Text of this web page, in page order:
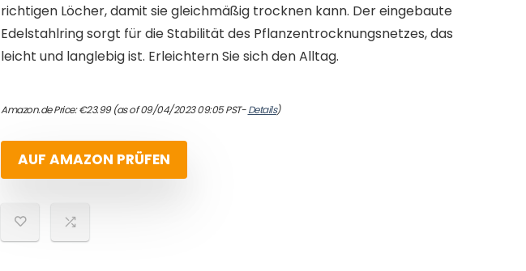
richtigen Löcher, damit sie gleichmäßig trocknen kann. Der eingebaute
Edelstahlring sorgt für die Stabilität des Pflanzentrocknungsnetzes, das
leicht und langlebig ist. Erleichtern Sie sich den Alltag.
Amazon.de Price:€23.99(as of 09/04/2023 09:05 PST-Details)
AUF AMAZON PRÜFEN